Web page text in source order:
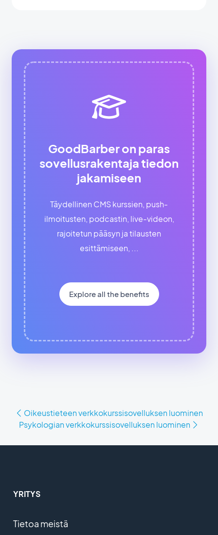
GoodBarber on paras
sovellusrakentaja tiedon
jakamiseen
Täydellinen CMS kurssien, push-
ilmoitusten, podcastin, live-videon,
rajoitetun pääsyn ja tilausten
esittämiseen, ...
Explore all the benefits
Oikeustieteen verkkokurssisovelluksen luominen
Psykologian verkkokurssisovelluksen luominen
YRITYS
Tietoa meistä